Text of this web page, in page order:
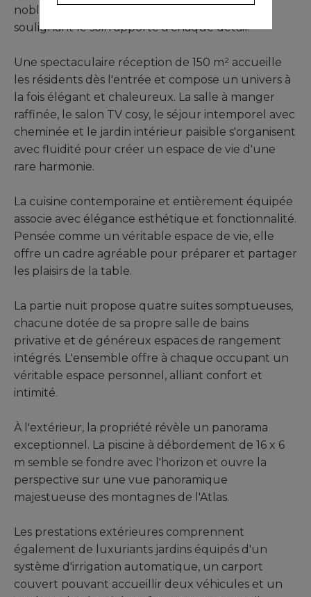
nobles et des finitions d'une grande qualité,
soulignant le soin apporté à chaque détail.
Une spectaculaire réception de 150 m² accueille
les résidents dès l'entrée et compose un univers à
la fois élégant et chaleureux. La salle à manger
raffinée, le salon TV cosy, le séjour intemporel avec
cheminée et le jardin intérieur paisible s'organisent
avec fluidité pour créer un espace de vie d'une
rare harmonie.
La cuisine contemporaine et entièrement équipée
associe avec élégance esthétique et fonctionnalité.
Pensée comme un véritable espace de vie, elle
offre un cadre agréable pour préparer et partager
les plaisirs de la table.
La partie nuit propose quatre suites somptueuses,
chacune dotée de sa propre salle de bains
privative et de généreux espaces de rangement
intégrés. L'ensemble offre à chaque occupant un
véritable espace personnel, alliant confort et
intimité.
À l'extérieur, la propriété révèle un panorama
exceptionnel. La piscine à débordement de 16 x 6
m semble se fondre avec l'horizon et ouvre la
perspective sur une vue panoramique
majestueuse des montagnes de l'Atlas.
Les prestations extérieures comprennent
également de luxuriants jardins équipés d'un
système d'irrigation automatique, un carport
couvert pouvant accueillir deux véhicules et un